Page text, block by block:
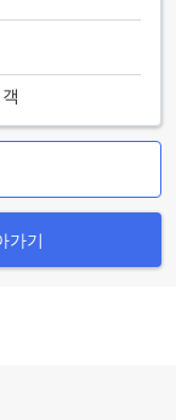
격과 편리한 경
가를 보장하며,
마젤랑의 객실
호텔 @자고안
식을 제공합니
습니다. 이 호텔
모여있는 번화한
가기